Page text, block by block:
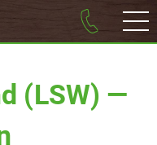
(LSW) —